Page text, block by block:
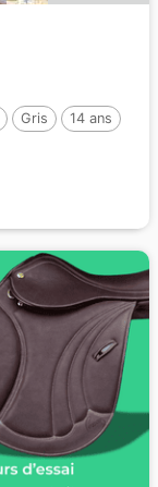
Gris
14 ans